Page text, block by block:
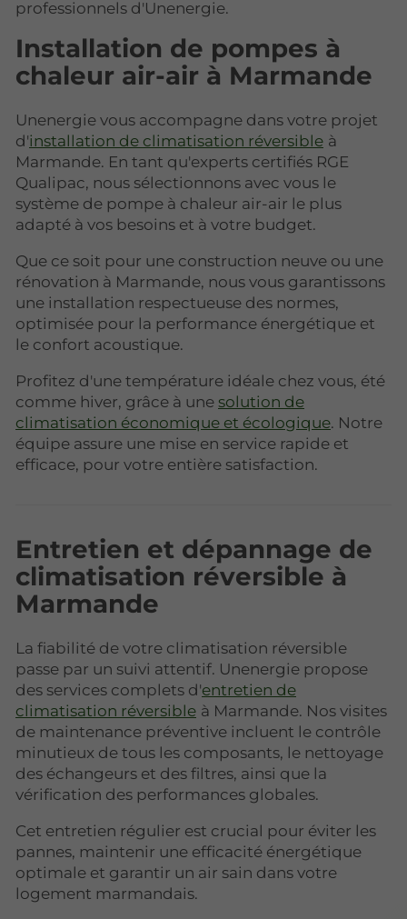
professionnels d'Unenergie.
Installation de pompes à
chaleur air-air à Marmande
Unenergie vous accompagne dans votre projet
d'installation de climatisation réversible à
Marmande. En tant qu'experts certifiés RGE
Qualipac, nous sélectionnons avec vous le
système de pompe à chaleur air-air le plus
adapté à vos besoins et à votre budget.
Que ce soit pour une construction neuve ou une
rénovation à Marmande, nous vous garantissons
une installation respectueuse des normes,
optimisée pour la performance énergétique et
le confort acoustique.
Profitez d'une température idéale chez vous, été
comme hiver, grâce à une solution de
climatisation économique et écologique. Notre
équipe assure une mise en service rapide et
efficace, pour votre entière satisfaction.
Entretien et dépannage de
climatisation réversible à
Marmande
La fiabilité de votre climatisation réversible
passe par un suivi attentif. Unenergie propose
des services complets d'entretien de
climatisation réversible à Marmande. Nos visites
de maintenance préventive incluent le contrôle
minutieux de tous les composants, le nettoyage
des échangeurs et des filtres, ainsi que la
vérification des performances globales.
Cet entretien régulier est crucial pour éviter les
pannes, maintenir une efficacité énergétique
optimale et garantir un air sain dans votre
logement marmandais.